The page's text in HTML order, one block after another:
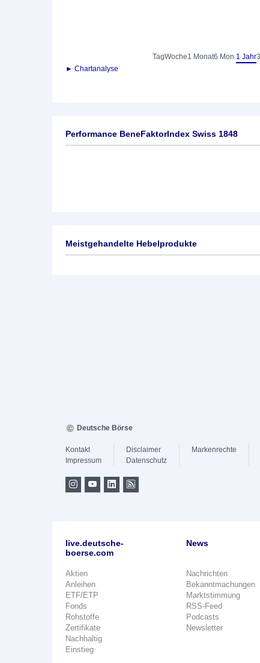
TagWoche1 Monat6 Mon.1 Jahr
► Chartanalyse
Performance BeneFaktorIndex Swiss 1848
Meistgehandelte Hebelprodukte
Deutsche Börse
Kontakt
Impressum
Disclaimer
Datenschutz
Markenrechte
live.deutsche-
boerse.com
Aktien
Anleihen
ETF/ETP
Fonds
Rohstoffe
Zertifikate
Nachhaltig
Einstieg
News
Nachrichten
Bekanntmachungen
Marktstimmung
RSS-Feed
Podcasts
Newsletter